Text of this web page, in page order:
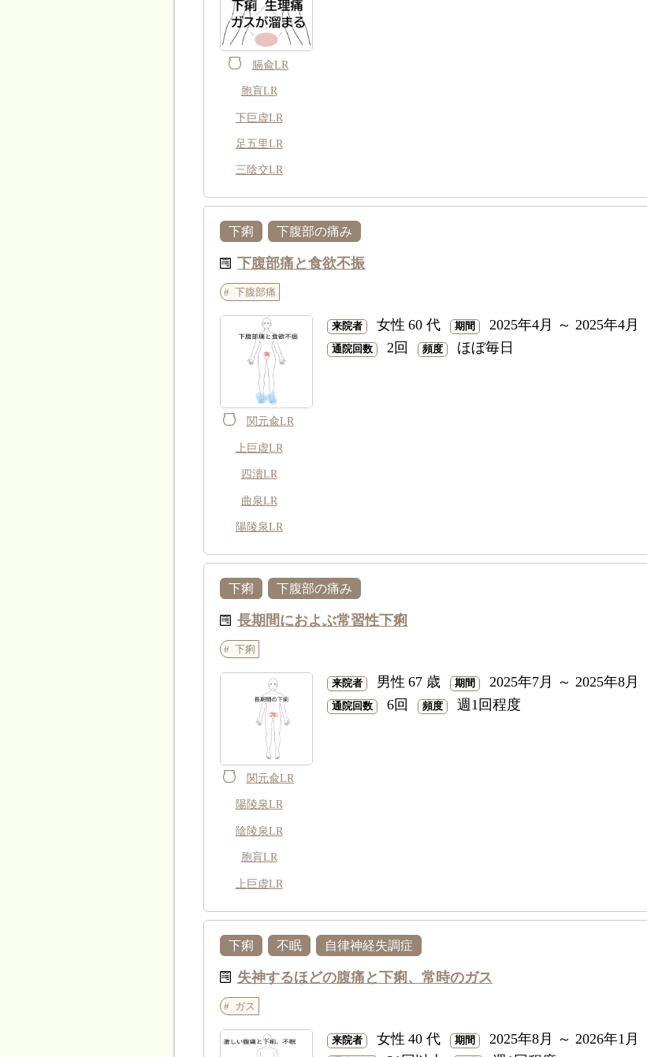
膈兪LR
胞肓LR
下巨虚LR
足五里LR
三陰交LR
下痢 下腹部の痛み
下腹部痛と食欲不振
下腹部痛
関元兪LR
上巨虚LR
四瀆LR
曲泉LR
陽陵泉LR
来院者 女性 60 代 期間 2025年4月 ～ 2025年4月
通院回数 2回 頻度 ほぼ毎日
下痢 下腹部の痛み
長期間におよぶ常習性下痢
下痢
関元兪LR
陽陵泉LR
陰陵泉LR
胞肓LR
上巨虚LR
来院者 男性 67 歳 期間 2025年7月 ～ 2025年8月
通院回数 6回 頻度 週1回程度
下痢 不眠 自律神経失調症
失神するほどの腹痛と下痢、常時のガス
ガス
来院者 女性 40 代 期間
2025年8月 ～ 2026年1月